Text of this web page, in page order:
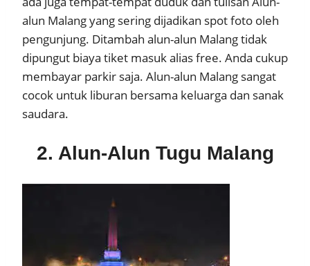
alun Malang yang sering dijadikan spot foto oleh
pengunjung. Ditambah alun-alun Malang tidak
dipungut biaya tiket masuk alias free. Anda cukup
membayar parkir saja. Alun-alun Malang sangat
cocok untuk liburan bersama keluarga dan sanak
saudara.
2. Alun-Alun Tugu Malang